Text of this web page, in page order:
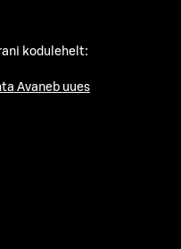
kodulehelt:
Avaneb uues